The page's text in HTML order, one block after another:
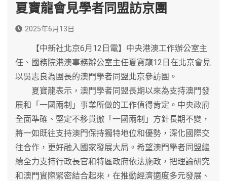
夏寶龍會見學者同盟訪京團
2025年6月13日
【中新社北京6月12日電】中央港澳工作辦公室主
任、國務院港澳事務辦公室主任夏寶龍12日在北京會見
以吳志良為團長的澳門學者同盟北京參訪團。
夏寶龍表示，澳門學者同盟長期以來為支持澳門發
展和「一國兩制」事業所做的工作值得肯定。中央政府
全面準確、堅定不移貫徹「一國兩制」方針長期不變，
將一如既往支持澳門保持獨特地位和優勢，深化國際交
往合作，更好融入國家發展大局。希望澳門學者同盟繼
續全力支持行政長官和特區政府依法施政，把理論研究
和澳門實際緊密結合起來，在推動經濟適度多元發展、